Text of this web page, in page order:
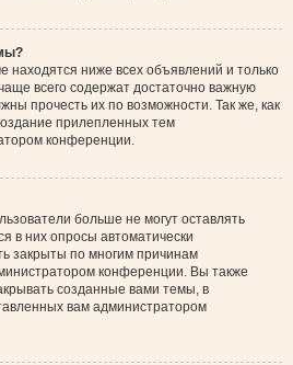
ниже всех объявлений и только
всего содержат достаточно важную
прочесть их по возможности. Так же, как
прилепленных тем
конференции.
больше не могут оставлять
в них опросы автоматически
закрыты по многим причинам
конференции. Вы также
созданные вами темы, в
вам администратором